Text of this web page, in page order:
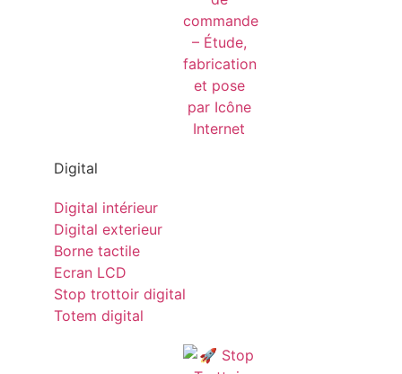
Digital
Digital intérieur
Digital exterieur
Borne tactile
Ecran LCD
Stop trottoir digital
Totem digital